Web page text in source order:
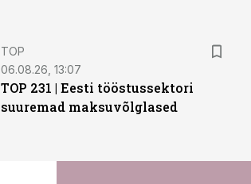
TOP
06.08.26, 13:07
TOP 231 | Eesti tööstussektori
suuremad maksuvõlglased